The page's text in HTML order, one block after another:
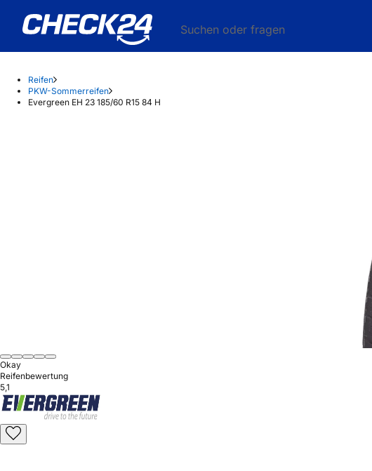
Suchen oder fragen
Reifen
PKW-Sommerreifen
Evergreen EH 23 185/60 R15 84 H
Okay
Reifenbewertung
5,1